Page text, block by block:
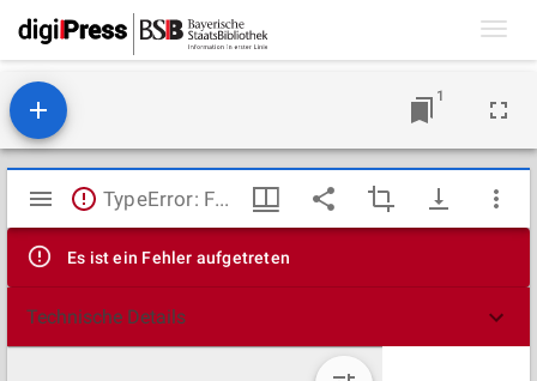
1
Mirador
Viewer
TypeError: Failed to fetch
Es ist ein Fehler aufgetreten
Technische Details